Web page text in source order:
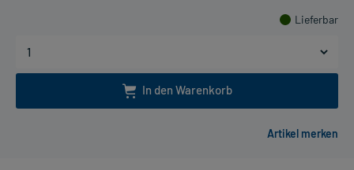
Lieferbar
In den Warenkorb